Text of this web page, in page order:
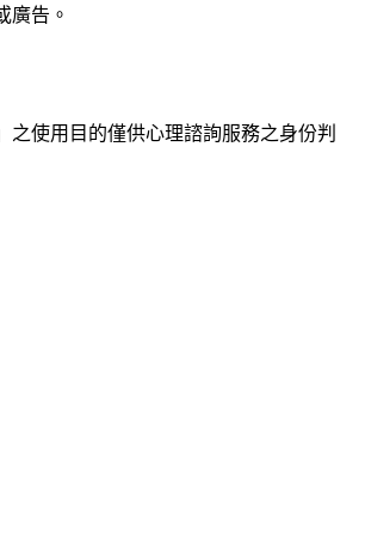
廣告。
使用目的僅供心理諮詢服務之身份判